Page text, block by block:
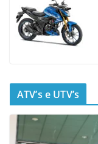
ATV’s e UTV’s